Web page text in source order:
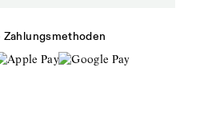
Zahlungsmethoden